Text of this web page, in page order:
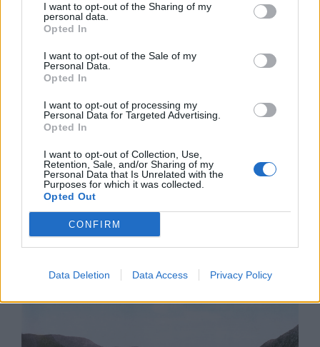
I want to opt-out of the Sharing of my
personal data.
Opted In
I want to opt-out of the Sale of my
Personal Data.
Opted In
I want to opt-out of processing my
Personal Data for Targeted Advertising.
Opted In
I want to opt-out of Collection, Use,
Retention, Sale, and/or Sharing of my
Personal Data that Is Unrelated with the
Purposes for which it was collected.
Opted Out
CONFIRM
Data Deletion Data Access Privacy Policy
Експерти: Изкуственият интелект
постига нови нива на „автономност и
опити за измама“
05.08.2026 / 11:30